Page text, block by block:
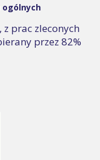
ogólnych
prac zleconych
przez 82%